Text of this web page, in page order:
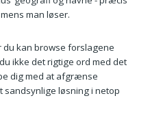
man løser.
kan browse forslagene
ikke det rigtige ord med det
dig med at afgrænse
løsning i netop